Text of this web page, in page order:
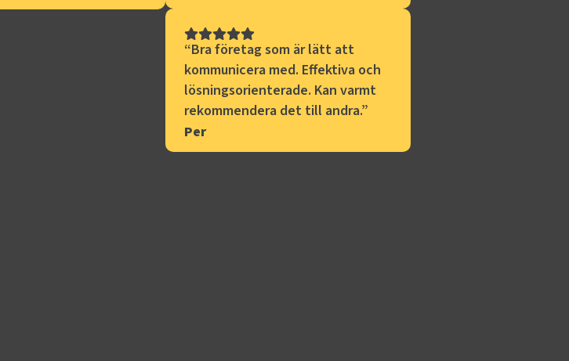
“Bra företag som är lätt att
kommunicera med. Effektiva och
lösningsorienterade. Kan varmt
rekommendera det till andra.”
Per